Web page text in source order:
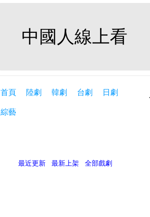
中國人線上看
首頁 陸劇 韓劇 台劇 日劇
綜藝
最近更新 最新上架 全部戲劇